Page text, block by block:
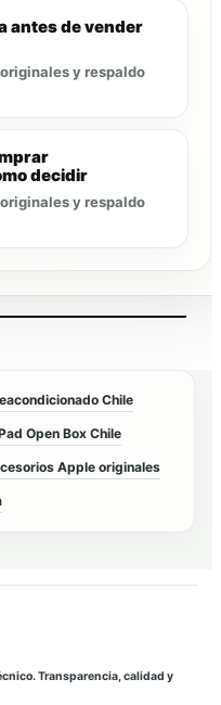
antes de vender
y respaldo
decidir
y respaldo
Chile
Open Box Chile
Apple originales
Transparencia, calidad y